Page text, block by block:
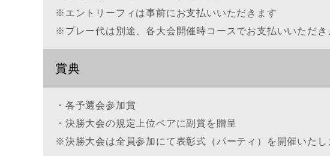
※エントリーフィは事前にお支払いいただきます
※プレー代は別途、各大会開催時コースでお支払いいただき
賞典
・各予選会参加賞
・決勝大会の規定上位ペアに副賞を贈呈
※決勝大会は全員参加にて表彰式（パーティ）を開催いたし